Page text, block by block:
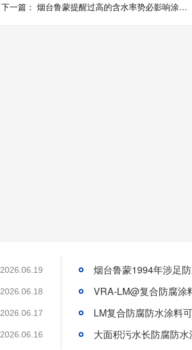
下一篇： 烟台鲁蒙提醒过高的含水率势必影响涂层的附着力
2026.06.19
2026.06.18
2026.06.17
2026.06.16 大面积污水长防腐防